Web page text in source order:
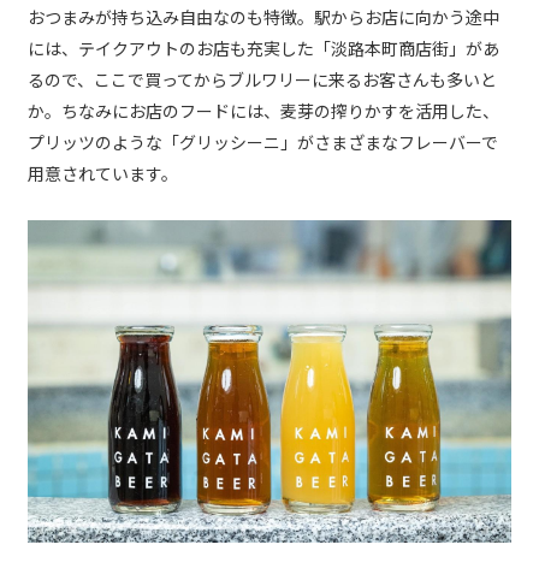
おつまみが持ち込み自由なのも特徴。駅からお店に向かう途中
には、テイクアウトのお店も充実した「淡路本町商店街」があ
るので、ここで買ってからブルワリーに来るお客さんも多いと
か。ちなみにお店のフードには、麦芽の搾りかすを活用した、
プリッツのような「グリッシーニ」がさまざまなフレーバーで
用意されています。